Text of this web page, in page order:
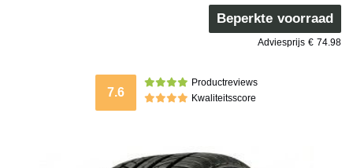
Beperkte voorraad
Adviesprijs € 74.98
7.6
Productreviews
Kwaliteitsscore